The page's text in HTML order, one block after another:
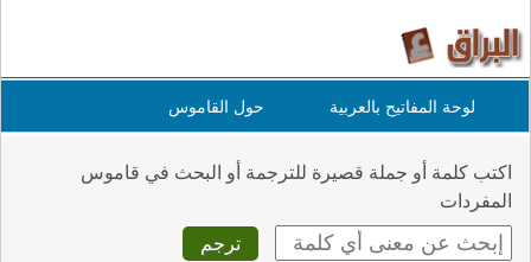
لوحة المفاتيح بالعربية حول القاموس
اكتب كلمة أو جملة قصيرة للترجمة أو البحث في قاموس
المفردات